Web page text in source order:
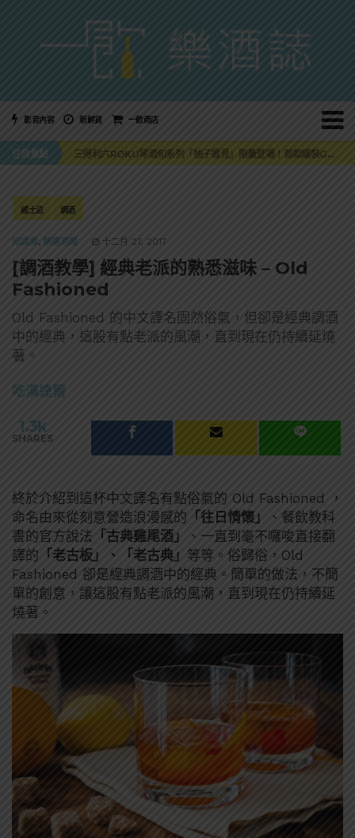
影音內容 新鮮貨 一飲商店
注目焦點
美國正式恢復蘇格蘭威士忌零關稅！烈酒產業再次迎來重磅利多
威士忌 調酒
知識庫, 精選酒聞 十二月 27, 2017
[調酒教學] 經典老派的熟悉滋味 – Old
Fashioned
Old Fashioned 的中文譯名固然俗氣，但卻是經典調酒
中的經典，這股有點老派的風潮，直到現在仍持續延燒
著。
吃漢達爾
1.3k
SHARES
終於介紹到這杯中文譯名有點俗氣的 Old Fashioned ，
命名由來從刻意營造浪漫感的 「往日情懷」
、餐飲教科
書的官方說法 「古典雞尾酒」
、一直到毫不囉唆直接翻
譯的 「老古板」、「老古典」 等等。俗歸俗，Old
Fashioned 卻是經典調酒中的經典。簡單的做法，不簡
單的創意，讓這股有點老派的風潮，直到現在仍持續延
燒著。